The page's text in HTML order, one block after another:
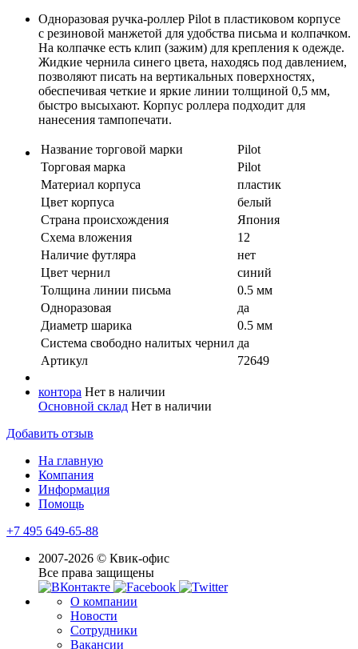
Одноразовая ручка-роллер Pilot в пластиковом корпусе
с резиновой манжетой для удобства письма и колпачком.
На колпачке есть клип (зажим) для крепления к одежде.
Жидкие чернила синего цвета, находясь под давлением,
позволяют писать на вертикальных поверхностях,
обеспечивая четкие и яркие линии толщиной 0,5 мм,
быстро высыхают. Корпус роллера подходит для
нанесения тампопечати.
Название торговой марки
Pilot
Торговая марка
Pilot
Материал корпуса
пластик
Цвет корпуса
белый
Страна происхождения
Япония
Схема вложения
12
Наличие футляра
нет
Цвет чернил
синий
Толщина линии письма
0.5 мм
Одноразовая
да
Диаметр шарика
0.5 мм
Система свободно налитых чернил да
Артикул
72649
контора Нет в наличии
Основной склад Нет в наличии
Добавить отзыв
На главную
Компания
Информация
Помощь
+7 495 649-65-88
2007-2026 © Квик-офис
Все права защищены
О компании
Новости
Сотрудники
Вакансии